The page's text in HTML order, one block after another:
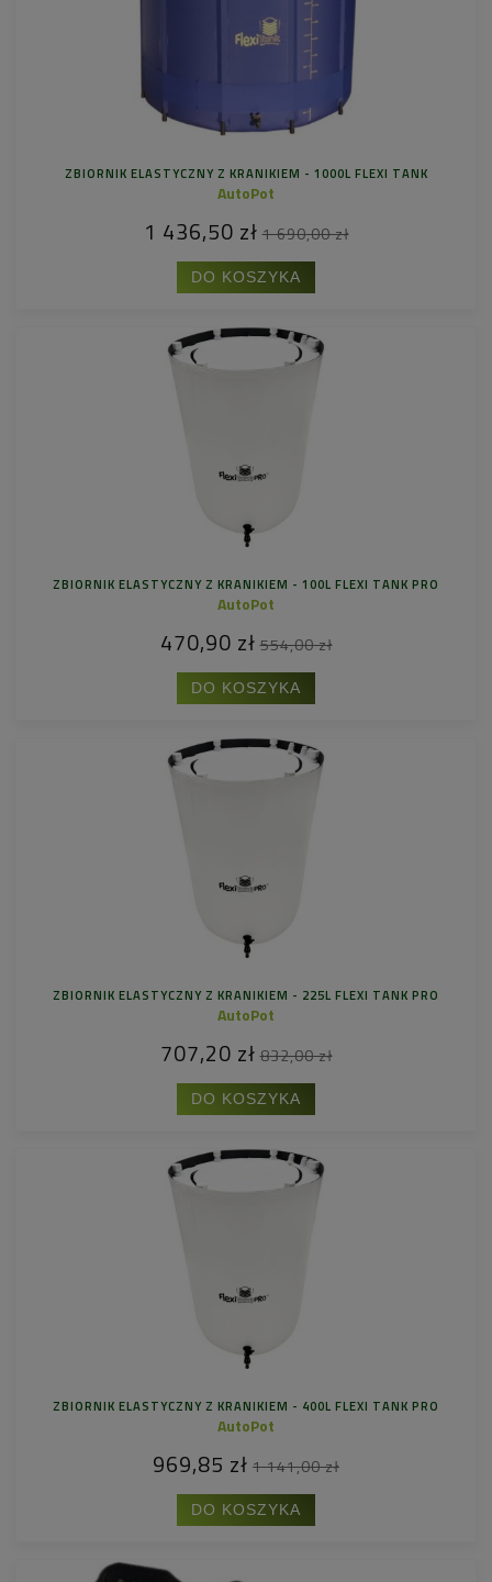
ZBIORNIK ELASTYCZNY Z KRANIKIEM - 1000L FLEXI TANK
AutoPot
1 436,50 zł 1 690,00 zł
DO KOSZYKA
ZBIORNIK ELASTYCZNY Z KRANIKIEM - 100L FLEXI TANK PRO
AutoPot
470,90 zł 554,00 zł
DO KOSZYKA
ZBIORNIK ELASTYCZNY Z KRANIKIEM - 225L FLEXI TANK PRO
AutoPot
707,20 zł 832,00 zł
DO KOSZYKA
ZBIORNIK ELASTYCZNY Z KRANIKIEM - 400L FLEXI TANK PRO
AutoPot
969,85 zł 1 141,00 zł
DO KOSZYKA